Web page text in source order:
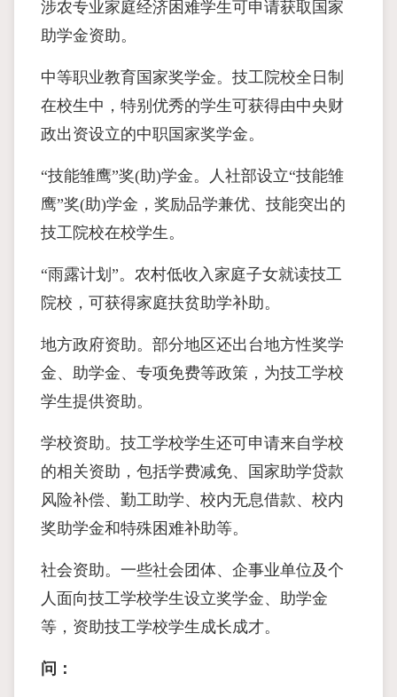
涉农专业家庭经济困难学生可申请获取国家
助学金资助。
中等职业教育国家奖学金。技工院校全日制
在校生中，特别优秀的学生可获得由中央财
政出资设立的中职国家奖学金。
“技能雏鹰”奖(助)学金。人社部设立“技能雏
鹰”奖(助)学金，奖励品学兼优、技能突出的
技工院校在校学生。
“雨露计划”。农村低收入家庭子女就读技工
院校，可获得家庭扶贫助学补助。
地方政府资助。部分地区还出台地方性奖学
金、助学金、专项免费等政策，为技工学校
学生提供资助。
学校资助。技工学校学生还可申请来自学校
的相关资助，包括学费减免、国家助学贷款
风险补偿、勤工助学、校内无息借款、校内
奖助学金和特殊困难补助等。
社会资助。一些社会团体、企事业单位及个
人面向技工学校学生设立奖学金、助学金
等，资助技工学校学生成长成才。
问：